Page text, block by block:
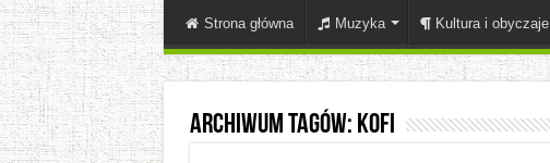
Strona główna Muzyka Kultura i obyczaje
Archiwum tagów: kofi